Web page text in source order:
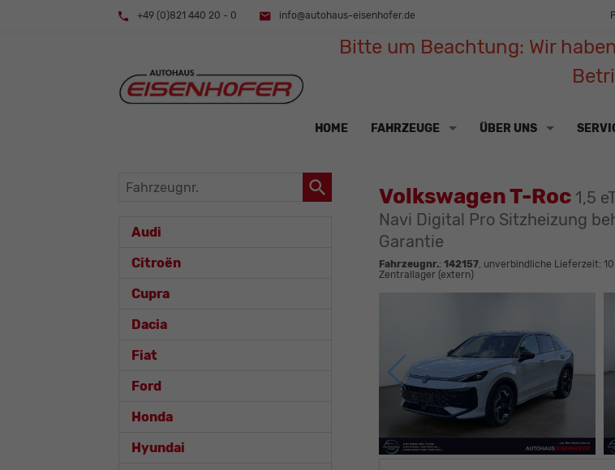
+49 (0)821 440 20 - 0 info@autohaus-eisenhofer.de
Bitte um Beachtung: Wir
HOME FAHRZEUGE ÜBER UNS
Volkswagen T-Roc 1,5
Navi Digital Pro Sitzheizung
Garantie
Fahrzeugnr.: 142157, unverbindliche Lieferzeit:
Zentrallager (extern)
Fahrzeugnr.
Audi
Citroën
Cupra
Dacia
Fiat
Ford
Honda
Hyundai